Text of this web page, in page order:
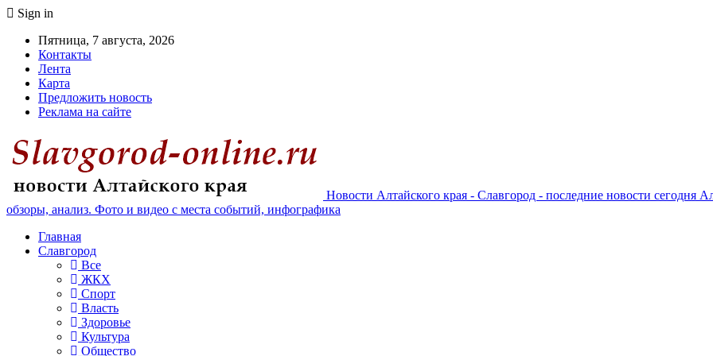
Sign in
Пятница, 7 августа, 2026
Контакты
Лента
Карта
Предложить новость
Реклама на сайте
Новости Алтайского края - Славгород - последние новости сегодня
обзоры, анализ. Фото и видео с места событий, инфографика
Главная
Славгород
Все
ЖКХ
Спорт
Власть
Здоровье
Культура
Общество